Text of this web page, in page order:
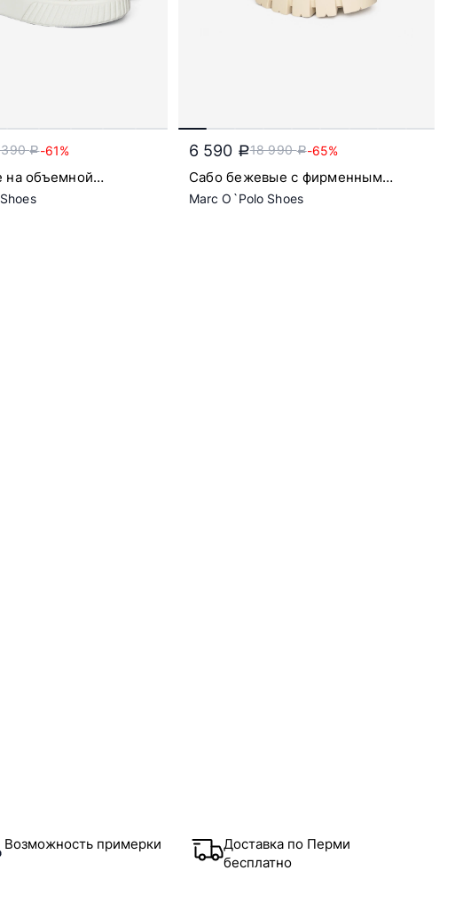
390a-61%
на объемной
6 590 a18 990a-65%
Сабо бежевые с фирменным
тиснением
Marc O`Polo Shoes
Возможность примерки
Доставка по Перми
бесплатно